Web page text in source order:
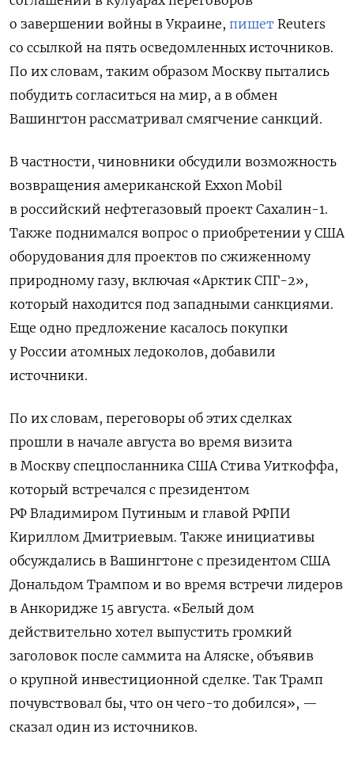
о завершении войны в Украине, пишет Reuters
со ссылкой на пять осведомленных источников.
По их словам, таким образом Москву пытались
побудить согласиться на мир, а в обмен
Вашингтон рассматривал смягчение санкций.
В частности, чиновники обсудили возможность
возвращения американской Exxon Mobil
в российский нефтегазовый проект Сахалин-1.
Также поднимался вопрос о приобретении у США
оборудования для проектов по сжиженному
природному газу, включая «Арктик СПГ-2»,
который находится под западными санкциями.
Еще одно предложение касалось покупки
у России атомных ледоколов, добавили
источники.
По их словам, переговоры об этих сделках
прошли в начале августа во время визита
в Москву спецпосланника США Стива Уиткоффа,
который встречался с президентом
РФ Владимиром Путиным и главой РФПИ
Кириллом Дмитриевым. Также инициативы
обсуждались в Вашингтоне с президентом США
Дональдом Трампом и во время встречи лидеров
в Анкоридже 15 августа. «Белый дом
действительно хотел выпустить громкий
заголовок после саммита на Аляске, объявив
о крупной инвестиционной сделке. Так Трамп
почувствовал бы, что он чего-то добился», —
сказал один из источников.